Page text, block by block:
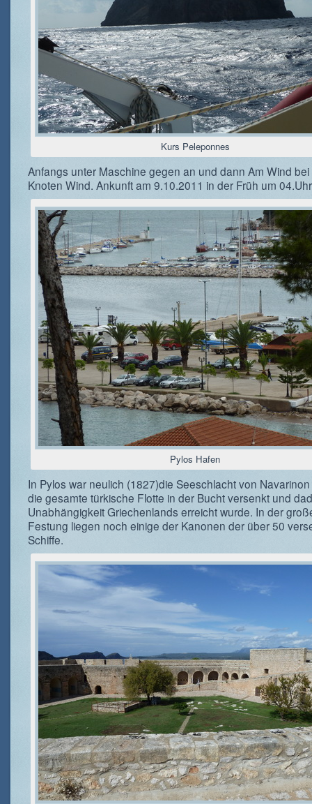
Kurs Peleponnes
Anfangs unter Maschine gegen an und dann Am Wind
Knoten Wind. Ankunft am 9.10.2011 in der Früh um 04.Uhr
Pylos Hafen
In Pylos war neulich (1827)die Seeschlacht von
die gesamte türkische Flotte in der Bucht versenkt und
Unabhängigkeit Griechenlands erreicht wurde. In der
Festung liegen noch einige der Kanonen der über 50
Schiffe.